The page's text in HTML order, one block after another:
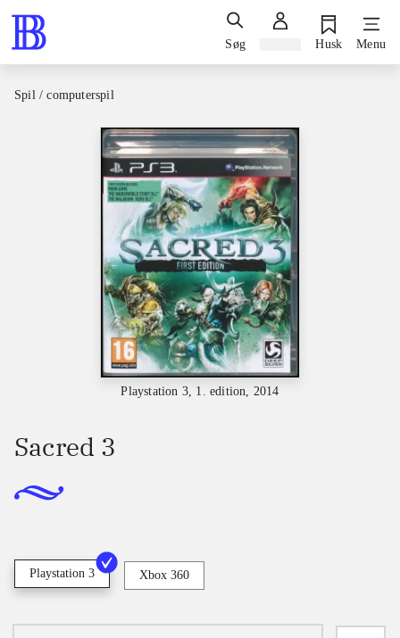
Søg Husk Menu
Spil / computerspil
Playstation 3, 1. edition, 2014
Sacred 3
Playstation 3 Xbox 360